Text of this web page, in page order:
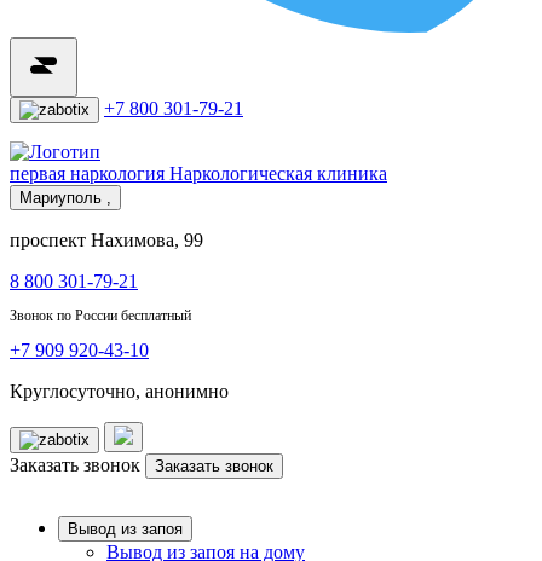
+7 800 301-79-21
первая наркология Наркологическая клиника
Мариуполь ,
проспект Нахимова, 99
8 800 301-79-21
Звонок по России бесплатный
+7 909 920-43-10
Круглосуточно, анонимно
Заказать звонок Заказать звонок
Вывод из запоя
Вывод из запоя на дому